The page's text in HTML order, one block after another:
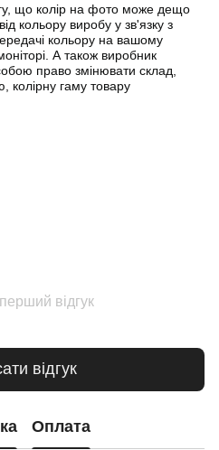
що колір на фото може дещо
кольору виробу у зв'язку з
кольору на вашому
А також виробник
право змінювати склад,
колірну гаму товару
відгук
відгук
Оплата